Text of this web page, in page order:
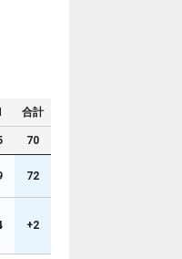
合計
70
72
+2